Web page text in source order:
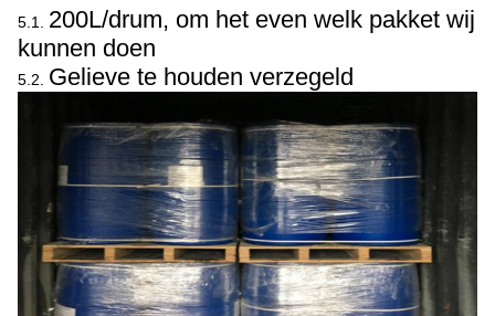
5.1. 200L/drum, om het even welk pakket wij
kunnen doen
5.2. Gelieve te houden verzegeld